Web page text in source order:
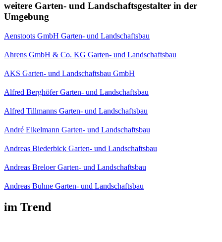
weitere Garten- und Landschaftsgestalter in der
Umgebung
Aenstoots GmbH Garten- und Landschaftsbau
Ahrens GmbH & Co. KG Garten- und Landschaftsbau
AKS Garten- und Landschaftsbau GmbH
Alfred Berghöfer Garten- und Landschaftsbau
Alfred Tillmanns Garten- und Landschaftsbau
André Eikelmann Garten- und Landschaftsbau
Andreas Biederbick Garten- und Landschaftsbau
Andreas Breloer Garten- und Landschaftsbau
Andreas Buhne Garten- und Landschaftsbau
im Trend